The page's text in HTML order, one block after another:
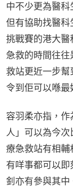
中不少更為醫科
但有協助找醫科
挑戰賽的港大醫
急救的時間往
救站更近一步幫
令到佢可以喺最
容羽柔亦指，
人」可以為今
療急救站有相輔
有咩事都可以
釗亦有參與其